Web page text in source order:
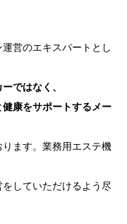
営のエキスパートとし
ではなく、
康をサポートするメー
ます。業務用エステ機
していただけるよう尽